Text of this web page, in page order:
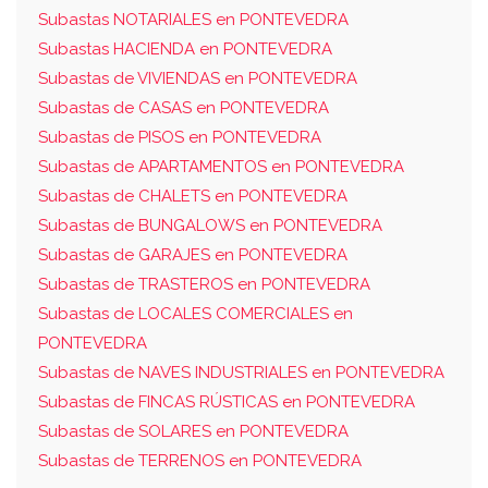
Subastas NOTARIALES en PONTEVEDRA
Subastas HACIENDA en PONTEVEDRA
Subastas de VIVIENDAS en PONTEVEDRA
Subastas de CASAS en PONTEVEDRA
Subastas de PISOS en PONTEVEDRA
Subastas de APARTAMENTOS en PONTEVEDRA
Subastas de CHALETS en PONTEVEDRA
Subastas de BUNGALOWS en PONTEVEDRA
Subastas de GARAJES en PONTEVEDRA
Subastas de TRASTEROS en PONTEVEDRA
Subastas de LOCALES COMERCIALES en
PONTEVEDRA
Subastas de NAVES INDUSTRIALES en PONTEVEDRA
Subastas de FINCAS RÚSTICAS en PONTEVEDRA
Subastas de SOLARES en PONTEVEDRA
Subastas de TERRENOS en PONTEVEDRA